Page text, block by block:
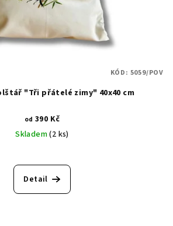
"Tři přátelé zimy" 40x40 cm
od 390 Kč
Skladem(2 ks)
Detail
KÓD: 5059/POV